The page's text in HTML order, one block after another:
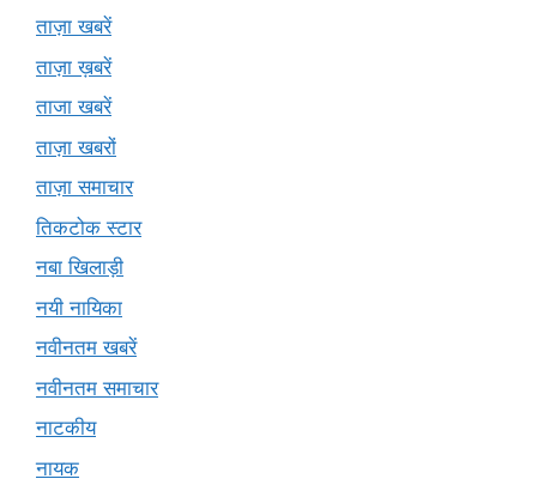
ताज़ा खबरें
ताज़ा ख़बरें
ताजा खबरें
ताज़ा खबरों
ताज़ा समाचार
तिकटोक स्टार
नबा खिलाड़ी
नयी नायिका
नवीनतम खबरें
नवीनतम समाचार
नाटकीय
नायक